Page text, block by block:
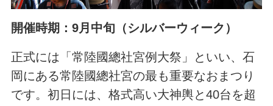
開催時期：9月中旬（シルバーウィーク）
正式には「常陸國總社宮例大祭」といい、石
岡にある常陸國總社宮の最も重要なおまつり
です。初日には、格式高い大神輿と40台を超